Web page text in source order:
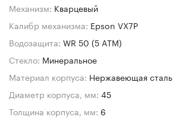
Механизм: Кварцевый
Калибр механизма: Epson VX7P
Водозащита: WR 50 (5 ATM)
Стекло: Минеральное
Материал корпуса: Нержавеющая сталь
Диаметр корпуса, мм: 45
Толщина корпуса, мм: 6